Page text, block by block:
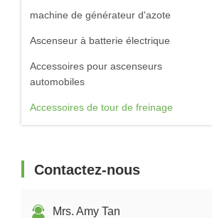
machine de générateur d'azote
Ascenseur à batterie électrique
Accessoires pour ascenseurs
automobiles
Accessoires de tour de freinage
Contactez-nous
Mrs. Amy Tan